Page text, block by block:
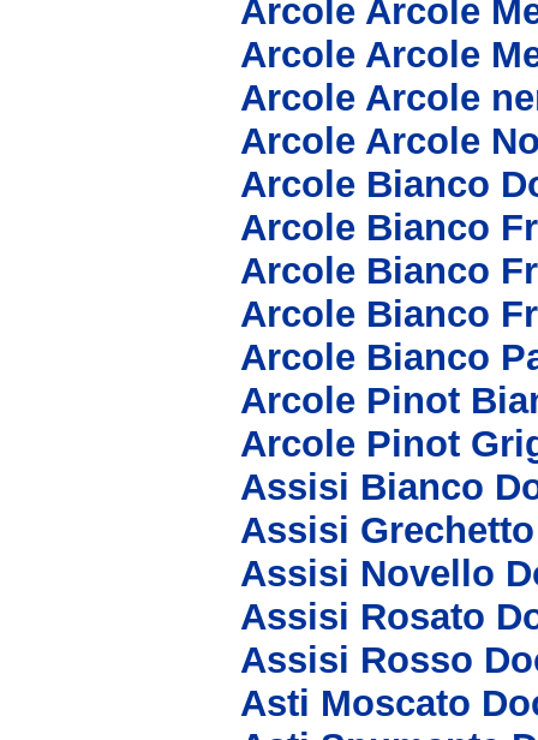
Arcole Arcole
Arcole Arcole
Arcole Arcole
Arcole Arcole
Arcole Bianco
Arcole Bianco
Arcole Bianco
Arcole Bianco
Arcole Bianco
Arcole Pinot
Arcole Pinot
Assisi Bianco
Assisi
Assisi Novello
Assisi Rosato
Assisi Rosso
Asti Moscato